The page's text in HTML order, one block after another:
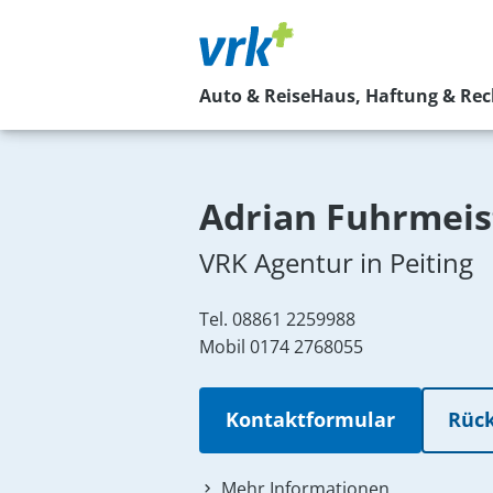
Auto & ReiseHaus, Haftung &
Adrian
VRK Agentur in Peiting
Tel. 08861 2259988
Mobil 0174 2768055
Kontaktformular
Mehr Informationen